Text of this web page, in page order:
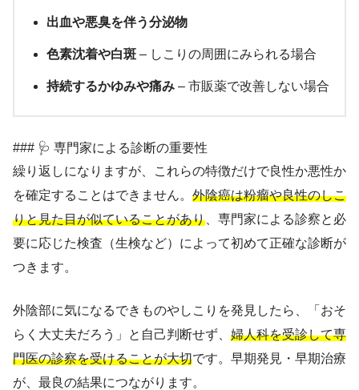
出血や悪臭を伴う分泌物
色素沈着や白斑 – しこりの周囲にみられる場合
持続するかゆみや痛み – 市販薬で改善しない場合
### 🩺 専門家による診断の重要性
繰り返しになりますが、これらの特徴だけで良性か悪性か
を確定することはできません。 外陰癌は粉瘤や良性のしこ
りと見た目が似ていることがあり 、専門家による診察と必
要に応じた検査（生検など）によって初めて正確な診断が
つきます。
外陰部に気になるできものやしこりを発見したら、「おそ
らく大丈夫だろう」と自己判断せず、 婦人科を受診して専
門医の診察を受けることが大切です。早期発見・早期治療
が、最良の結果につながります。